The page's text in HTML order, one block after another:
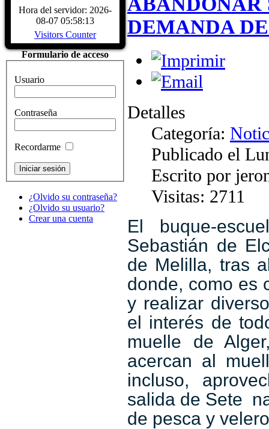
Hora del servidor: 2026-
08-07 05:58:13
Visitors Counter
Formulario de acceso
Usuario
Contraseña
Recordarme
¿Olvido su contraseña?
¿Olvido su usuario?
Crear una cuenta
Biografía Juan
Sábado, 04 Diciembre
Juan Sebastián de Elcano nació en
provincia de Guipúzcoa, hacia
comerciante, participó en la
Características del
Sábado, 04 Diciembre
CARACTERÍSTICAS - Buque
de Elcano" Descripcion del buque.
LARRINAGA (CADIZ)....
DEMANDA
Detalles
Categoría:
Publicado el
Escrito por
Visitas: 2711
El buque-
Sebastián de
de Melilla, tras
donde, como es
y realizar
el interés de
muelle de
acercan al
incluso,
salida de Sete
de pesca y